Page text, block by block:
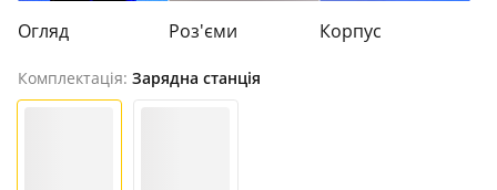
Огляд Роз'єми Корпус
Комплектація: Зарядна станція